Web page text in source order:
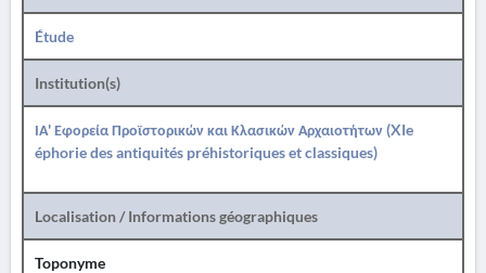
Étude
Institution(s)
ΙΑ' Εφορεία Προϊστορικών και Κλασικών Αρχαιοτήτων (XIe
éphorie des antiquités préhistoriques et classiques)
Localisation / Informations géographiques
Toponyme